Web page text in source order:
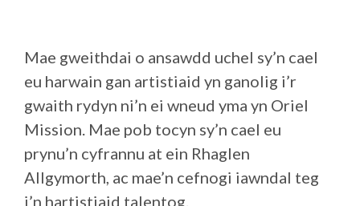
Mae gweithdai o ansawdd uchel sy’n cael
eu harwain gan artistiaid yn ganolig i’r
gwaith rydyn ni’n ei wneud yma yn Oriel
Mission. Mae pob tocyn sy’n cael eu
prynu’n cyfrannu at ein Rhaglen
Allgymorth, ac mae’n cefnogi iawndal teg
i’n hartistiaid talentog.